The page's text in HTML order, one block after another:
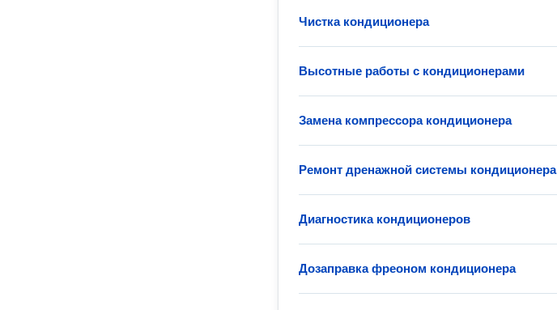
Чистка кондиционера
Высотные работы с кондиционерами
Замена компрессора кондиционера
Ремонт дренажной системы кондиционера
Диагностика кондиционеров
Дозаправка фреоном кондиционера